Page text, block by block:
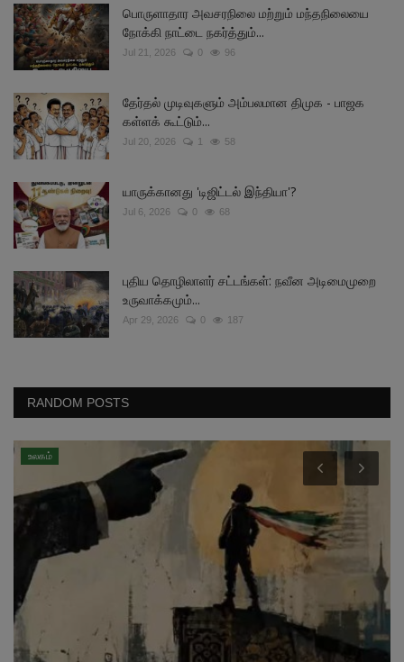
பொருளாதார அவசரநிலை மற்றும் மந்தநிலையை
நோக்கி நாட்டை நகர்த்தும்...
Jul 21, 2026 0 96
தேர்தல் முடிவுகளும் அம்பலமான திமுக - பாஜக
கள்ளக் கூட்டும்...
Jul 20, 2026 1 58
யாருக்கானது 'டிஜிட்டல் இந்தியா'?
Jul 6, 2026 0 68
புதிய தொழிலாளர் சட்டங்கள்: நவீன அடிமைமுறை
உருவாக்கமும்...
Apr 29, 2026 0 187
RANDOM POSTS
உலகம்